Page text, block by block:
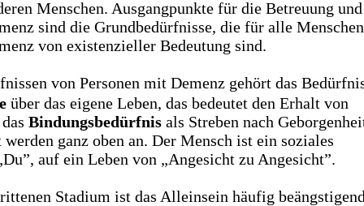
Menschen. Ausgangpunkte für die Betreuung und
sind die Grundbedürfnisse, die für alle Menschen
von existenzieller Bedeutung sind.
von Personen mit Demenz gehört das
über das eigene Leben, das bedeutet den Erhalt von
Bindungsbedürfnis als Streben nach
ganz oben an. Der Mensch ist ein soziales
auf ein Leben von „Angesicht zu Angesicht”.
Stadium ist das Alleinsein häufig